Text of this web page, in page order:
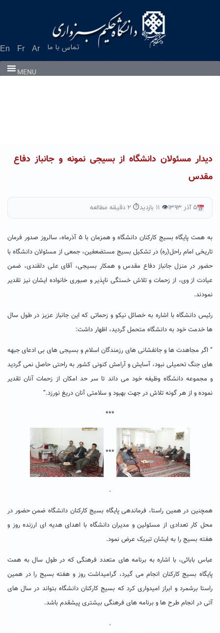
En Fr Ar تماس با ما
MENU
دیدار مسئولان دانشگاه از بسیجی نمونه و جانباز دفاع
مقدس
۵ آذر ۱۳۹۳ 👁 ۱۱ بازدید ⏱ ۲ دقیقه مطالعه
به همت پایگاه بسیج کارکنان دانشگاه و همزمان با ۵ آذرماه، سالروز صدور فرمان
تاریخی امام راحل(ره) در تشکیل بسیج مستضعفین، جمعی از مسئولان دانشگاه با
حضور در منزل جانباز دفاع مقدس و همکار بسیجی، آقای علی دلقندی، ضمن
عیادت از وی، از زحمات و تلاش خستگی ناپذیر و صبوری خانواده ایشان نیز تقدیر
نمودند.
رئیس دانشگاه با اشاره به خصائل نیکو و زحماتی که این جانباز عزیز در طول سال
ها خدمت خود به دانشگاه متحمل گردید، اظهار داشت:
” اگر مجاهدت ها و جانفشانی های رزمندگان اسلام و بسیجی های بی ادعای جبهه
های جنگ تحمیلی نبود، آسایش و آرامش کنونی کشور به راحتی حاصل نمی گردید
و مجموعه دانشگاه وظیفه خود می داند تا سر حد امکان از زحمات آنان تقدیر
نموده و از هر گونه تلاش در جهت بهبود و سلامتی آنان دریغ نورزد.”
***
***
.
همچنین در همین راستا، فرماندهی پایگاه بسیج کارکنان دانشگاه ضمن حضور در
محل کار تعدادی از مسئولین و مدیران دانشگاه با اهدای هدیه ای ارزنده روز و
هفته بسیج را به ایشان تبریک عرض نمود.
عباس بابائی، با اشاره به برنامه های متعدد فرهنگی که در طول سال به همت
پایگاه بسیج کارکنان انجام می گیرد، گرامیداشت روز و هفته بسیج را در همین
راستا برشمرد و ابراز امیدواری کرد که بسیج کارکنان دانشگاه بتواند در سال های
آتی در انجام طرح ها و برنامه های فرهنگی بیشتری پیشقدم باشد.
.